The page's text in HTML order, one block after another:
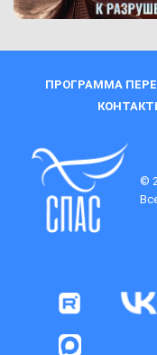
ПРОГРАММА
©